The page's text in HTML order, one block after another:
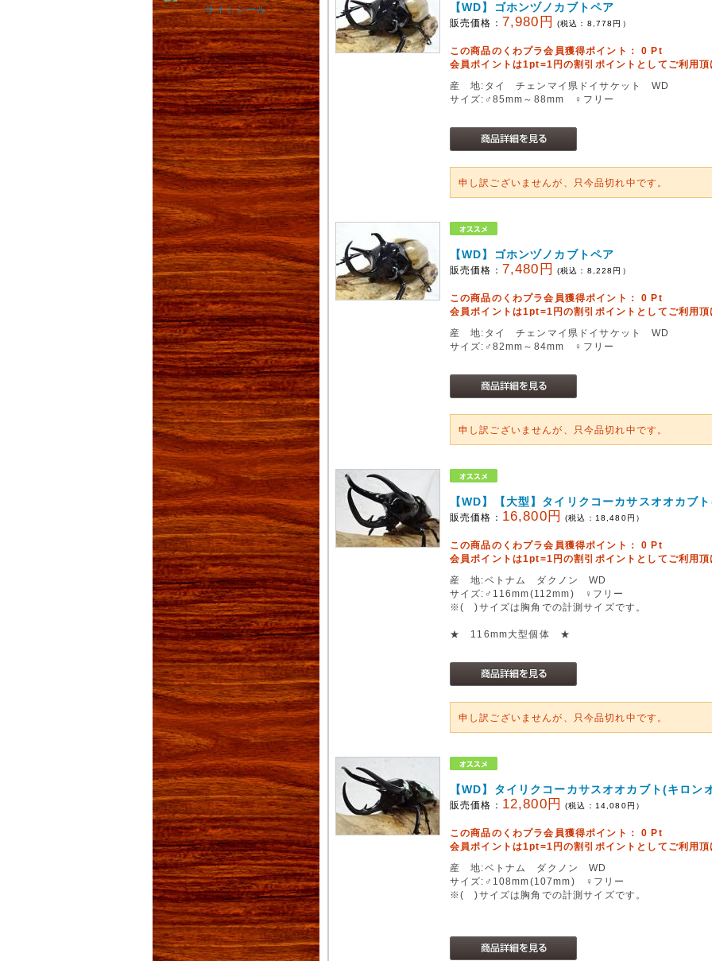
【WD】ゴホンヅノカブトペア
販売価格： 7,980円 (税込： 8,778 円）
この商品のくわプラ会員獲得ポイント：0 Pt
会員ポイントは1pt=1円の割引ポイントとしてご利用頂
産 地:タイ チェンマイ県ドイサケット WD
サイズ:♂85mm～88mm ♀フリー
申し訳ございませんが、只今品切れ中です。
【WD】ゴホンヅノカブトペア
販売価格： 7,480円 (税込： 8,228 円）
この商品のくわプラ会員獲得ポイント：0 Pt
会員ポイントは1pt=1円の割引ポイントとしてご利用頂
産 地:タイ チェンマイ県ドイサケット WD
サイズ:♂82mm～84mm ♀フリー
申し訳ございませんが、只今品切れ中です。
【WD】【大型】タイリクコーカサスオオカブ
販売価格： 16,800円 (税込： 18,480円）
この商品のくわプラ会員獲得ポイント：0 Pt
会員ポイントは1pt=1円の割引ポイントとしてご利用頂
産 地:ベトナム ダクノン WD
サイズ:♂116mm(112mm) ♀フリー
※( )サイズは胸角での計測サイズです。
★ 116mm大型個体 ★
申し訳ございませんが、只今品切れ中です。
【WD】タイリクコーカサスオオカブト(キロン
販売価格： 12,800円 (税込： 14,080円）
この商品のくわプラ会員獲得ポイント：0 Pt
会員ポイントは1pt=1円の割引ポイントとしてご利用頂
産 地:ベトナム ダクノン WD
サイズ:♂108mm(107mm) ♀フリー
※( )サイズは胸角での計測サイズです。